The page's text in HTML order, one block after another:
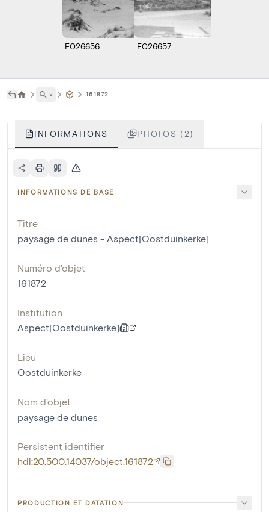
E026656 E026657
˅ 161872
INFORMATIONS PHOTOS (2)
INFORMATIONS DE BASE
Titre
paysage de dunes - Aspect[Oostduinkerke]
Numéro d'objet
161872
Institution
Aspect[Oostduinkerke]
Lieu
Oostduinkerke
Nom d'objet
paysage de dunes
Persistent identifier
hdl:20.500.14037/object.161872
PRODUCTION ET DATATION